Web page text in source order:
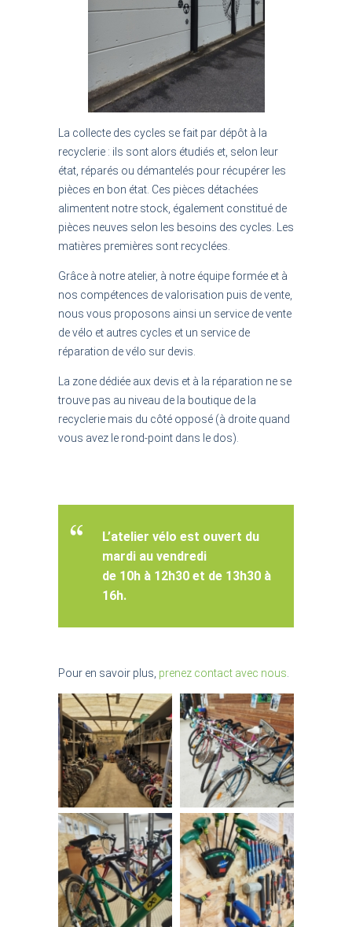
La collecte des cycles se fait par dépôt à la
recyclerie : ils sont alors étudiés et, selon leur
état, réparés ou démantelés pour récupérer les
pièces en bon état. Ces pièces détachées
alimentent notre stock, également constitué de
pièces neuves selon les besoins des cycles. Les
matières premières sont recyclées.
Grâce à notre atelier, à notre équipe formée et à
nos compétences de valorisation puis de vente,
nous vous proposons ainsi un service devente
de vélo et autres cycles et un service de
réparation de vélo sur devis
La zone dédiée aux devis et à la réparation ne se
trouve pas au niveau de la boutique de la
recyclerie mais du côté opposé (à droite quand
vous avez le rond-point dans le dos).
L’atelier vélo est ouvert du
mardi au vendredi
de 10h à 12h30 et de 13h30 à
16h.
Pour en savoir plus, prenez contact avec nous